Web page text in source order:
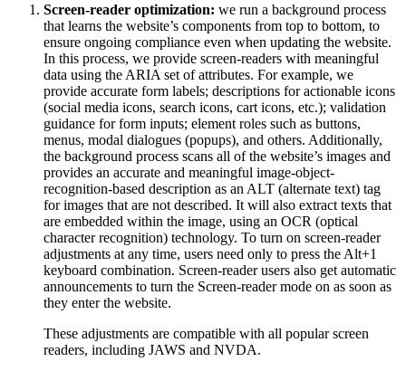
Screen-reader optimization: we run a background process
that learns the website’s components from top to bottom, to
ensure ongoing compliance even when updating the website.
In this process, we provide screen-readers with meaningful
data using the ARIA set of attributes. For example, we
provide accurate form labels; descriptions for actionable icons
(social media icons, search icons, cart icons, etc.); validation
guidance for form inputs; element roles such as buttons,
menus, modal dialogues (popups), and others. Additionally,
the background process scans all of the website’s images and
provides an accurate and meaningful image-object-
recognition-based description as an ALT (alternate text) tag
for images that are not described. It will also extract texts that
are embedded within the image, using an OCR (optical
character recognition) technology. To turn on screen-reader
adjustments at any time, users need only to press the Alt+1
keyboard combination. Screen-reader users also get automatic
announcements to turn the Screen-reader mode on as soon as
they enter the website.
These adjustments are compatible with all popular screen
readers, including JAWS and NVDA.